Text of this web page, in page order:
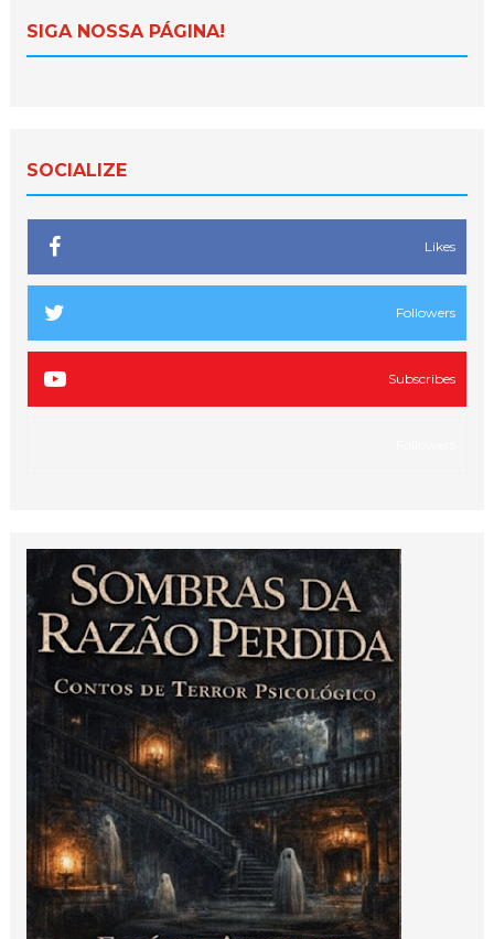
SIGA NOSSA PÁGINA!
SOCIALIZE
Likes
Followers
Subscribes